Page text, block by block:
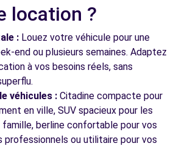
GARAGE DE L EGLISE -
toutes les agences
location ?
: Louez votre véhicule pour une
end ou plusieurs semaines. Adaptez
à vos besoins réels, sans
véhicules : Citadine compacte pour
en ville, SUV spacieux pour les
famille, berline confortable pour vos
professionnels ou utilitaire pour vos